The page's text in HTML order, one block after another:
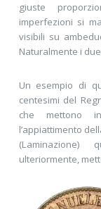
giuste
imperfezioni si
visibili su
Naturalmente i
Un esempio di
centesimi del
che mettono
l’appiattimento
ulteriormente,